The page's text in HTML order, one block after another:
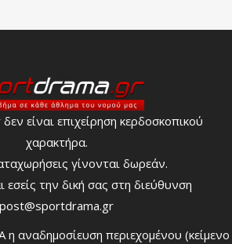
είναι επιχείρηση κερδοσκοπικού
χαρακτήρα.
γίνονται δωρεάν.
εσείς την δική σας στη διεύθυνση
post@sportdrama.gr
αναδημοσίευση περιεχομένου (κείμενο